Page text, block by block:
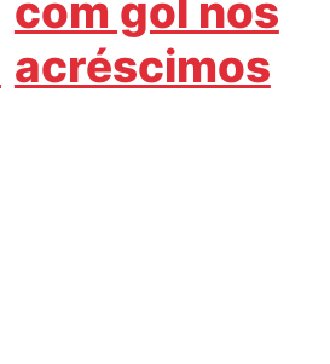
com gol nos
acréscimos